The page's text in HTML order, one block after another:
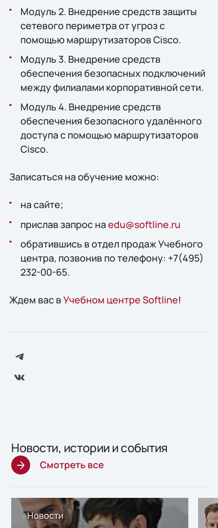
Модуль 2. Внедрение средств защиты
сетевого периметра от угроз с
помощью маршрутизаторов Cisco.
Модуль 3. Внедрение средств
обеспечения безопасных подключений
между филиалами корпоративной сети.
Модуль 4. Внедрение средств
обеспечения безопасного удалённого
доступа с помощью маршрутизаторов
Cisco.
Записаться на обучение можно:
на сайте;
прислав запрос наedu@softline.ru
обратившись в отдел продаж Учебного
центра, позвонив по телефону: +7(495)
232-00-65.
Ждем вас вУчебном центре Softline!
Новости, истории и события
Смотреть все
Новости